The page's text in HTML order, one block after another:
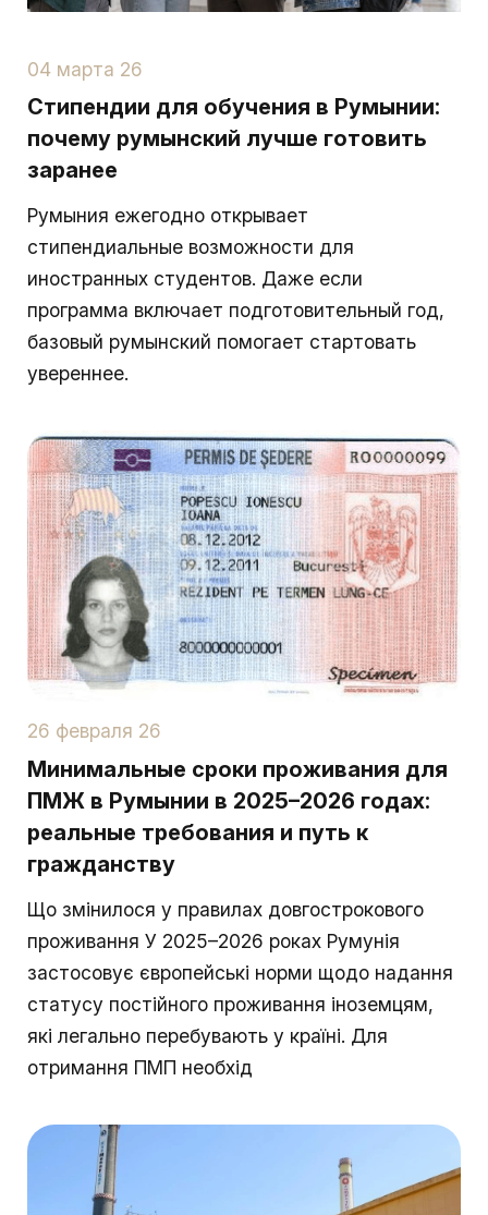
04 марта 26
Стипендии для обучения в Румынии:
почему румынский лучше готовить
заранее
Румыния ежегодно открывает
стипендиальные возможности для
иностранных студентов. Даже если
программа включает подготовительный год,
базовый румынский помогает стартовать
увереннее.
26 февраля 26
Минимальные сроки проживания для
ПМЖ в Румынии в 2025–2026 годах:
реальные требования и путь к
гражданству
Що змінилося у правилах довгострокового
проживання У 2025–2026 роках Румунія
застосовує європейські норми щодо надання
статусу постійного проживання іноземцям,
які легально перебувають у країні. Для
отримання ПМП необхід